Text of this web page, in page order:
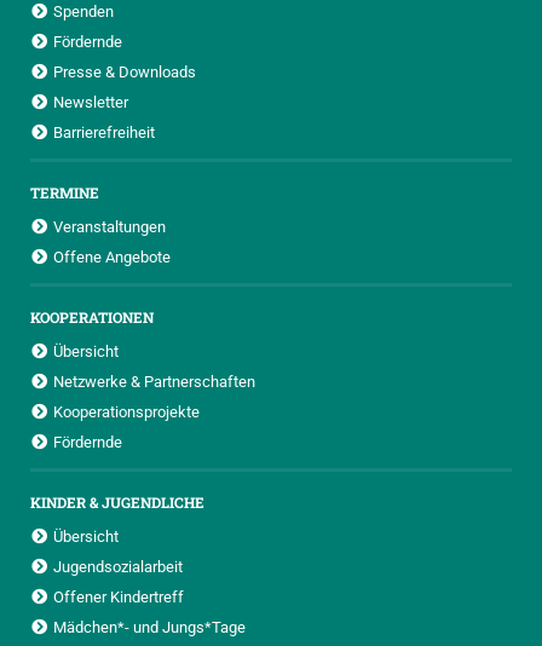
Spenden
Fördernde
Presse & Downloads
Newsletter
Barrierefreiheit
TERMINE
Veranstaltungen
Offene Angebote
KOOPERATIONEN
Übersicht
Netzwerke & Partnerschaften
Kooperationsprojekte
Fördernde
KINDER & JUGENDLICHE
Übersicht
Jugendsozialarbeit
Offener Kindertreff
Mädchen*- und Jungs*Tage